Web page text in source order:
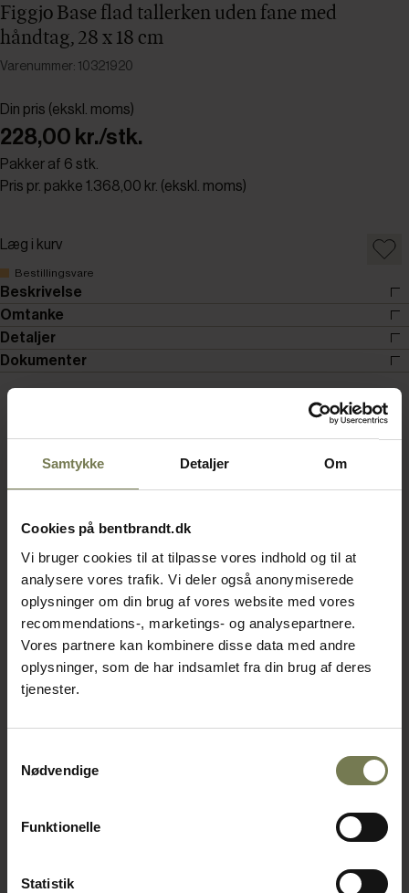
Samtykke Detaljer Om
Cookies på bentbrandt.dk
Vi bruger cookies til at tilpasse vores indhold og til at
analysere vores trafik. Vi deler også anonymiserede
oplysninger om din brug af vores website med vores
recommendations-, marketings- og analysepartnere.
Vores partnere kan kombinere disse data med andre
oplysninger, som de har indsamlet fra din brug af deres
tjenester.
Nødvendige
Funktionelle
Statistik
Figgjo Base flad tallerken uden fane med
håndtag, 28 x 18 cm
Varenummer: 10321920
Din pris (ekskl. moms)
228,00 kr./stk.
Pakker af 6 stk.
Pris pr. pakke 1.368,00 kr. (ekskl. moms)
Læg i kurv
Bestillingsvare
Beskrivelse
Omtanke
Detaljer
Dokumenter